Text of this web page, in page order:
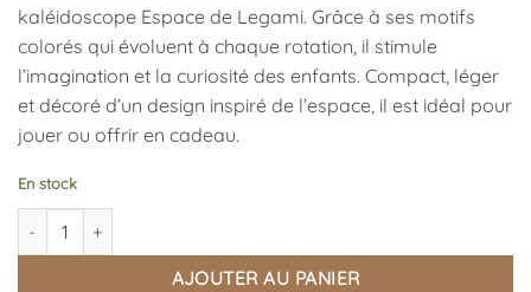
kaléidoscope Espace de Legami. Grâce à ses motifs
colorés qui évoluent à chaque rotation, il stimule
l’imagination et la curiosité des enfants. Compact, léger
et décoré d’un design inspiré de l’espace, il est idéal pour
jouer ou offrir en cadeau.
En stock
quantité de Kaléidoscope Espace, Legami
AJOUTER AU PANIER